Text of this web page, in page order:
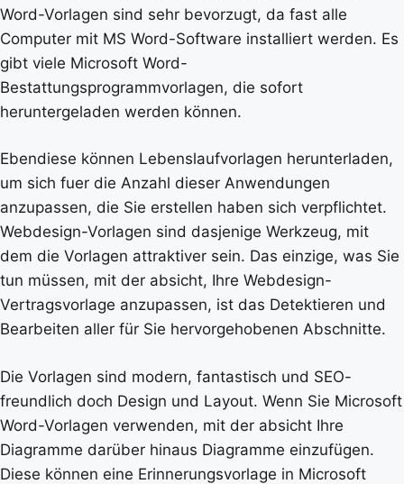
Word-Vorlagen sind sehr bevorzugt, da fast alle
Computer mit MS Word-Software installiert werden. Es
gibt viele Microsoft Word-
Bestattungsprogrammvorlagen, die sofort
heruntergeladen werden können.
Ebendiese können Lebenslaufvorlagen herunterladen,
um sich fuer die Anzahl dieser Anwendungen
anzupassen, die Sie erstellen haben sich verpflichtet.
Webdesign-Vorlagen sind dasjenige Werkzeug, mit
dem die Vorlagen attraktiver sein. Das einzige, was Sie
tun müssen, mit der absicht, Ihre Webdesign-
Vertragsvorlage anzupassen, ist das Detektieren und
Bearbeiten aller für Sie hervorgehobenen Abschnitte.
Die Vorlagen sind modern, fantastisch und SEO-
freundlich doch Design und Layout. Wenn Sie Microsoft
Word-Vorlagen verwenden, mit der absicht Ihre
Diagramme darüber hinaus Diagramme einzufügen.
Diese können eine Erinnerungsvorlage in Microsoft